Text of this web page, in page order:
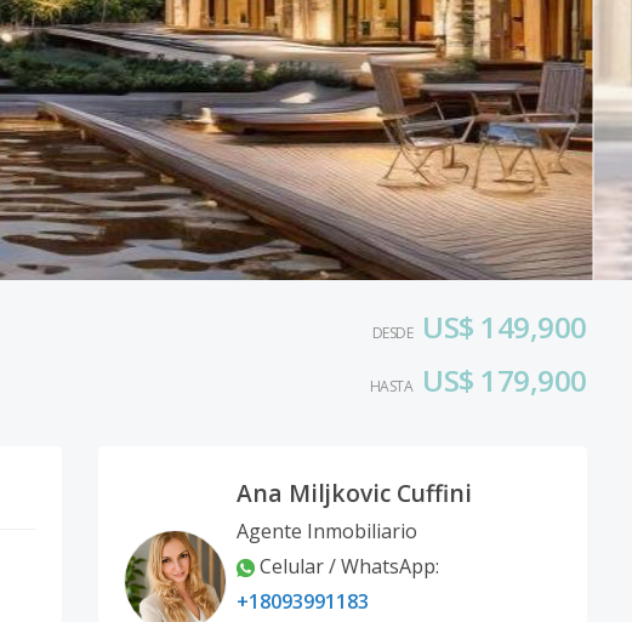
DESDE US$ 149,900
HASTA US$ 179,900
Ana Miljkovic Cuffini
Agente Inmobiliario
Celular / WhatsApp:
+18093991183